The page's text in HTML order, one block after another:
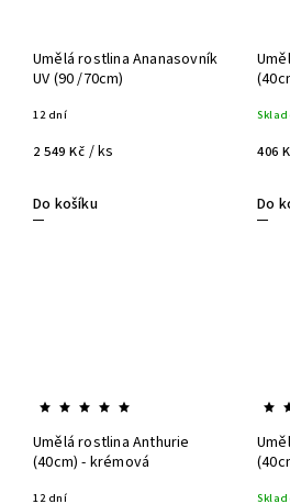
Umělá rostlina Ananasovník
UV (90 /70cm)
12 dní
2 549 Kč / ks
Do košíku
406
Do
Umělá rostlina Anthurie
(40cm) - krémová
12 dní